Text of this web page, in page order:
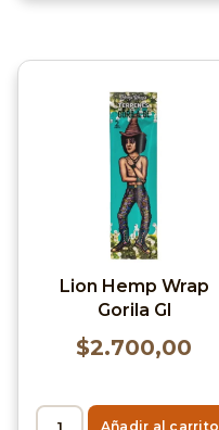
Lion Hemp Wrap
Gorila Gl
$2.700,00
Añadir al carrito